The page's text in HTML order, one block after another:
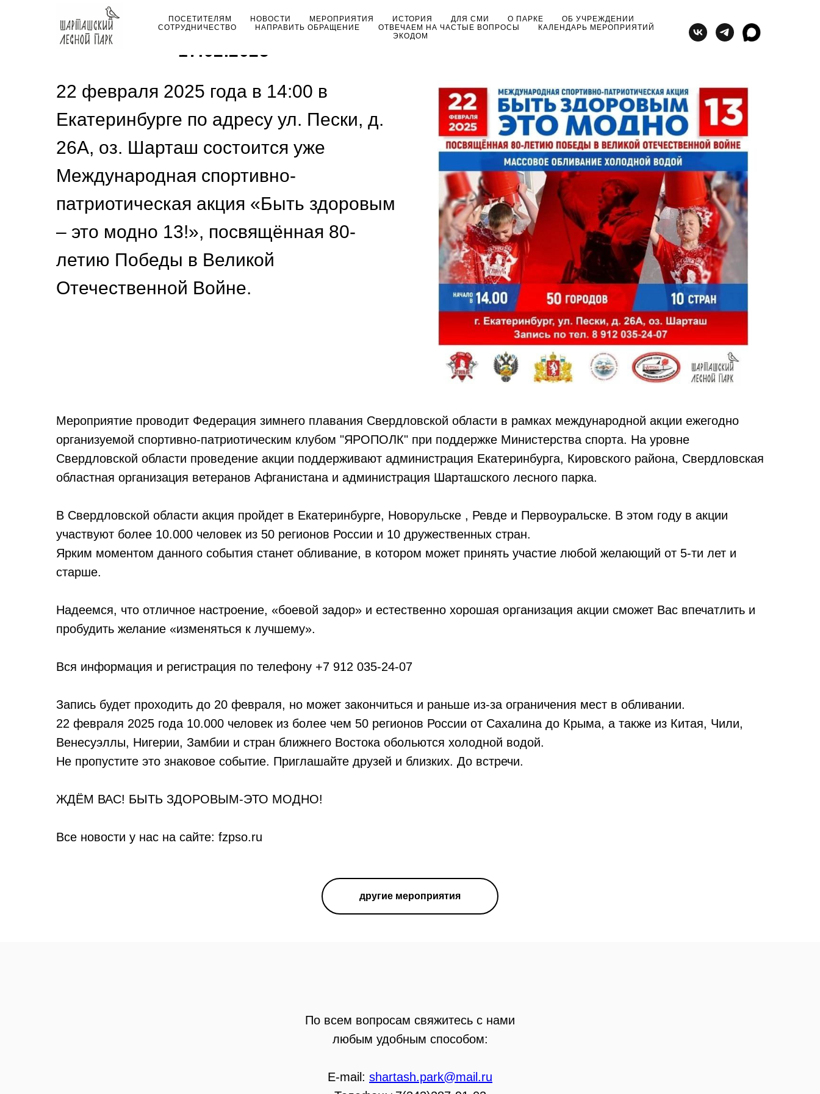
ПОСЕТИТЕЛЯМ НОВОСТИ МЕРОПРИЯТИЯ ИСТОРИЯ ДЛЯ СМИ О ПАРКЕ
ОБ УЧРЕЖДЕНИИ
СОТРУДНИЧЕСТВО
НАПРАВИТЬ ОБРАЩЕНИЕ ОТВЕЧАЕМ НА ЧАСТЫЕ ВОПРОСЫ
КАЛЕНДАРЬ МЕРОПРИЯТИЙ
ЭКОДОМ
17.02.2025
22 февраля 2025 года в 14:00 в
Екатеринбурге по адресу ул. Пески, д.
26А, оз. Шарташ состоится уже
Международная спортивно-
патриотическая акция «Быть здоровым
– это модно 13!», посвящённая 80-
летию Победы в Великой
Отечественной Войне.
Мероприятие проводит Федерация зимнего плавания Свердловской области в рамках международной акции ежегодно
организуемой спортивно-патриотическим клубом "ЯРОПОЛК" при поддержке Министерства спорта. На уровне
Свердловской области проведение акции поддерживают администрация Екатеринбурга, Кировского района, Свердловская
областная организация ветеранов Афганистана и администрация Шарташского лесного парка.
В Свердловской области акция пройдет в Екатеринбурге, Новорульске , Ревде и Первоуральске. В этом году в акции
участвуют более 10.000 человек из 50 регионов России и 10 дружественных стран.
Ярким моментом данного события станет обливание, в котором может принять участие любой желающий от 5-ти лет и
старше.
Надеемся, что отличное настроение, «боевой задор» и естественно хорошая организация акции сможет Вас впечатлить и
пробудить желание «изменяться к лучшему».
Вся информация и регистрация по телефону +7 912 035-24-07
Запись будет проходить до 20 февраля, но может закончиться и раньше из-за ограничения мест в обливании.
22 февраля 2025 года 10.000 человек из более чем 50 регионов России от Сахалина до Крыма, а также из Китая, Чили,
Венесуэллы, Нигерии, Замбии и стран ближнего Востока обольются холодной водой.
Не пропустите это знаковое событие. Приглашайте друзей и близких. До встречи.
ЖДЁМ ВАС! БЫТЬ ЗДОРОВЫМ-ЭТО МОДНО!
Все новости у нас на сайте: fzpso.ru
другие мероприятия
По всем вопросам свяжитесь с нами
любым удобным способом:
E-mail: shartash.park@mail.ru